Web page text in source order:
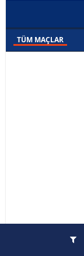
TÜM MAÇLAR